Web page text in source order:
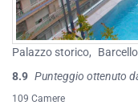
Palazzo storico,
8.9 Punteggio ottenuto
109 Camere